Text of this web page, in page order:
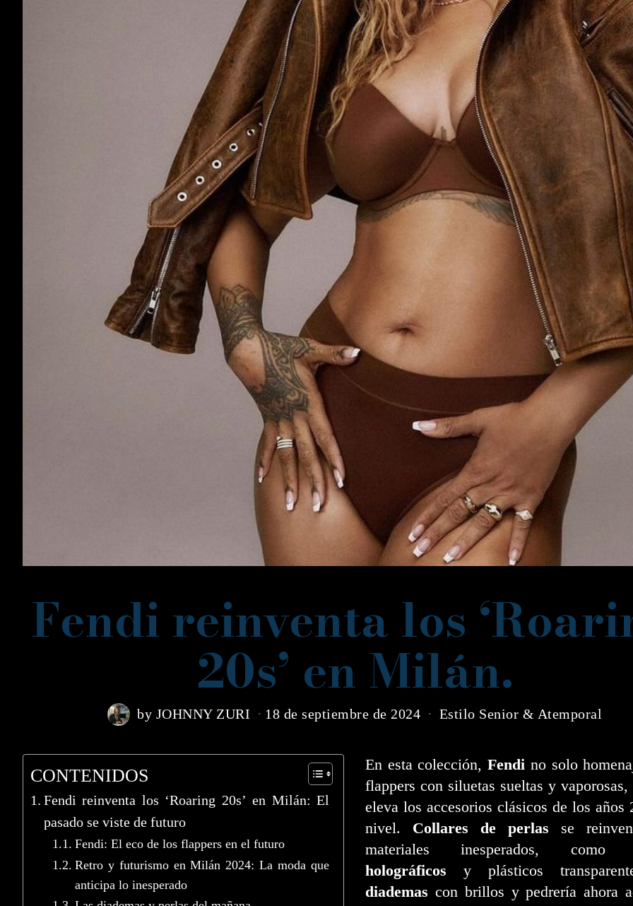
Fendi reinventa los
20s’ en Milán.
by JOHNNY ZURI 18 de septiembre de 2024 Estilo Senior & Atemporal
CONTENIDOS
Fendi reinventa los ‘Roaring 20s’ en Milán: El
pasado se viste de futuro
Fendi: El eco de los flappers en el futuro
Retro y futurismo en Milán 2024: La moda que
anticipa lo inesperado
En esta colección, Fendi no solo
flappers con siluetas sueltas y
eleva los accesorios clásicos de los años
nivel. Collares de perlas se
materiales inesperados,
holográficos y plásticos
diademas con brillos y pedrería ahora